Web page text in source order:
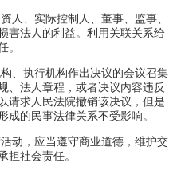
人、实际控制人、董事、监事、
害法人的利益。利用关联关系给
。
、执行机构作出决议的会议召集
、法人章程，或者决议内容违反
请求人民法院撤销该决议，但是
的民事法律关系不受影响。
动，应当遵守商业道德，维护交
担社会责任。